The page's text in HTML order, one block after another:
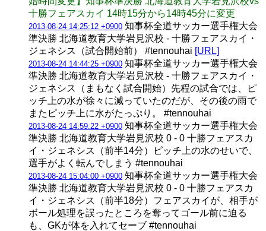
十勝フェアスカイ 14時15分から14時45分に変更
2013-08-24 14:25:12 +0900 知事杯全道サッカー選手権大会
準決勝 北海道教育大学岩見沢校 - 十勝フェアスカイ・
ジェネシス（試合開始前） #tennouhai [URL]
2013-08-24 14:44:25 +0900 知事杯全道サッカー選手権大会
準決勝 北海道教育大学岩見沢校 - 十勝フェアスカイ・
ジェネシス（まもなく試合開始）先程の試合では、ピ
ッチ上の水が徐々に減っていたのだが、その後の雨で
またピッチ上に水がたっぷり。 #tennouhai
2013-08-24 14:59:22 +0900 知事杯全道サッカー選手権大会
準決勝 北海道教育大学岩見沢校 0 - 0 十勝フェアスカ
イ・ジェネシス（前半14分）ピッチ上の水のせいで、
選手がよく転んでしまう #tennouhai
2013-08-24 15:04:00 +0900 知事杯全道サッカー選手権大会
準決勝 北海道教育大学岩見沢校 0 - 0 十勝フェアスカ
イ・ジェネシス（前半18分）フェアスカイが、相手が
ボール処理を誤ったところを奪ってゴール前に迫る
も、GKが体を入れてセーブ #tennouhai